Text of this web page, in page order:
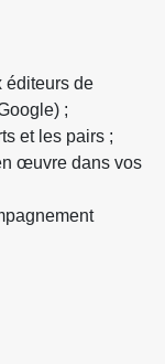
éditeurs de
;
et les pairs ;
œuvre dans vos